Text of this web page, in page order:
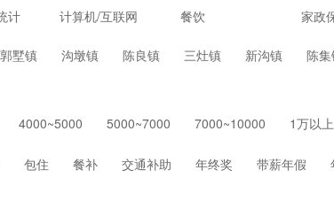
计 计算机/互联网 餐饮 家政
农/林/牧/渔业 其他
郭墅镇 沟墩镇 陈良镇 三灶镇 新沟镇 陈
4000~5000 5000~7000 7000~10000 1万以上
包住 餐补 交通补助 年终奖 带薪年假